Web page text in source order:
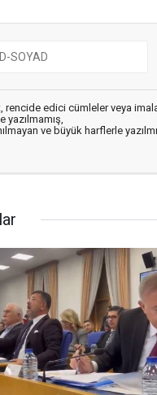
rencide edici cümleler veya
yazılmamış,
ve büyük harflerle